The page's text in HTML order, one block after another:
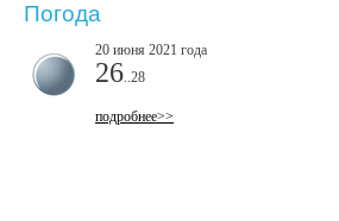
Погода
20 июня 2021 года
26 ..28
подробнее>>